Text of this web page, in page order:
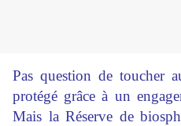
Pas question de toucher
protégé grâce à un
Mais la Réserve de